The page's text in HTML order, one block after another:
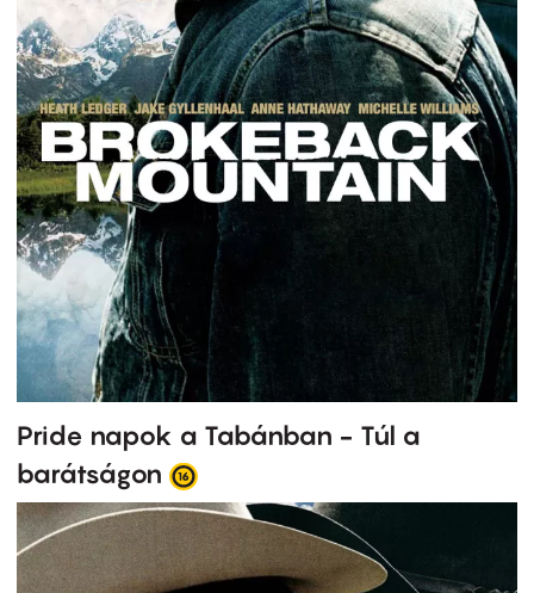
Pride napok a Tabánban - Túl a
barátságon